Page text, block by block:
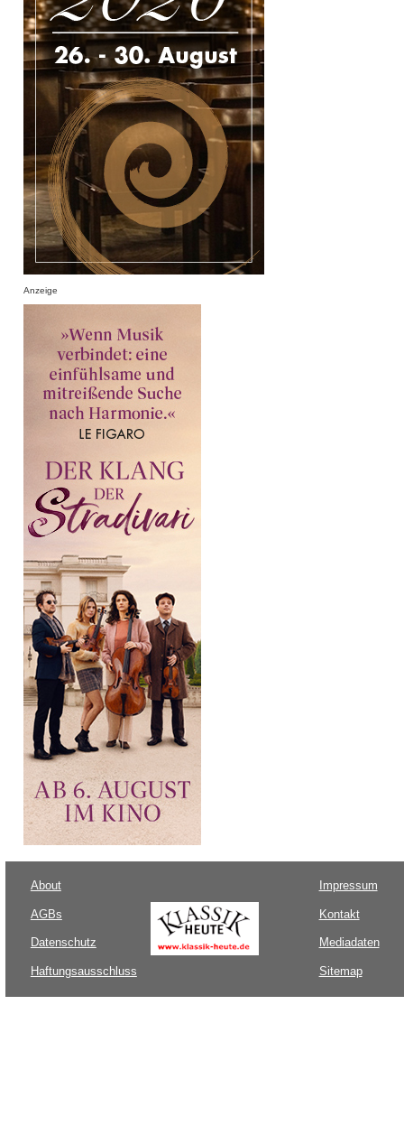
Anzeige
About
AGBs
Datenschutz
Haftungsausschluss
Impressum
Kontakt
Mediadaten
Sitemap